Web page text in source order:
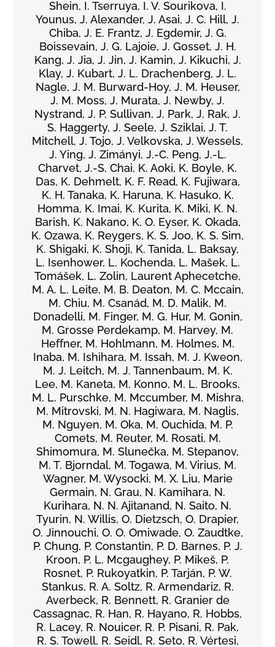
Shein, I. Tserruya, I. V. Sourikova, I.
Younus, J. Alexander, J. Asai, J. C. Hill, J.
Chiba, J. E. Frantz, J. Egdemir, J. G.
Boissevain, J. G. Lajoie, J. Gosset, J. H.
Kang, J. Jia, J. Jin, J. Kamin, J. Kikuchi, J.
Klay, J. Kubart, J. L. Drachenberg, J. L.
Nagle, J. M. Burward-Hoy, J. M. Heuser,
J. M. Moss, J. Murata, J. Newby, J.
Nystrand, J. P. Sullivan, J. Park, J. Rak, J.
S. Haggerty, J. Seele, J. Sziklai, J. T.
Mitchell, J. Tojo, J. Velkovska, J. Wessels,
J. Ying, J. Zimányi, J.-C. Peng, J.-L.
Charvet, J.-S. Chai, K. Aoki, K. Boyle, K.
Das, K. Dehmelt, K. F. Read, K. Fujiwara,
K. H. Tanaka, K. Haruna, K. Hasuko, K.
Homma, K. Imai, K. Kurita, K. Miki, K. N.
Barish, K. Nakano, K. O. Eyser, K. Okada,
K. Ozawa, K. Reygers, K. S. Joo, K. S. Sim,
K. Shigaki, K. Shoji, K. Tanida, L. Baksay,
L. Isenhower, L. Kochenda, L. Mašek, L.
Tomášek, L. Zolin, Laurent Aphecetche,
M. A. L. Leite, M. B. Deaton, M. C. Mccain,
M. Chiu, M. Csanád, M. D. Malik, M.
Donadelli, M. Finger, M. G. Hur, M. Gonin,
M. Grosse Perdekamp, M. Harvey, M.
Heffner, M. Hohlmann, M. Holmes, M.
Inaba, M. Ishihara, M. Issah, M. J. Kweon,
M. J. Leitch, M. J. Tannenbaum, M. K.
Lee, M. Kaneta, M. Konno, M. L. Brooks,
M. L. Purschke, M. Mccumber, M. Mishra,
M. Mitrovski, M. N. Hagiwara, M. Naglis,
M. Nguyen, M. Oka, M. Ouchida, M. P.
Comets, M. Reuter, M. Rosati, M.
Shimomura, M. Slunečka, M. Stepanov,
M. T. Bjorndal, M. Togawa, M. Virius, M.
Wagner, M. Wysocki, M. X. Liu, Marie
Germain, N. Grau, N. Kamihara, N.
Kurihara, N. N. Ajitanand, N. Saito, N.
Tyurin, N. Willis, O. Dietzsch, O. Drapier,
O. Jinnouchi, O. O. Omiwade, O. Zaudtke,
P. Chung, P. Constantin, P. D. Barnes, P. J.
Kroon, P. L. Mcgaughey, P. Mikeš, P.
Rosnet, P. Rukoyatkin, P. Tarján, P. W.
Stankus, R. A. Soltz, R. Armendariz, R.
Averbeck, R. Bennett, R. Granier de
Cassagnac, R. Han, R. Hayano, R. Hobbs,
R. Lacey, R. Nouicer, R. P. Pisani, R. Pak,
R. S. Towell, R. Seidl, R. Seto, R. Vértesi,